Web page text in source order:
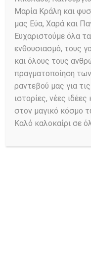
Πλοίαρχος Α’
Στρατιωτικού
Read More
Μαρία Κράλη και
μας Εύα, Χαρά και
Ευχαριστούμε όλα
ενθουσιασμό, τους
και όλους τους
πραγματοποίηση
ραντεβού μας για
ιστορίες, νέες
στον μαγικό κόσμο
Καλό καλοκαίρι σε